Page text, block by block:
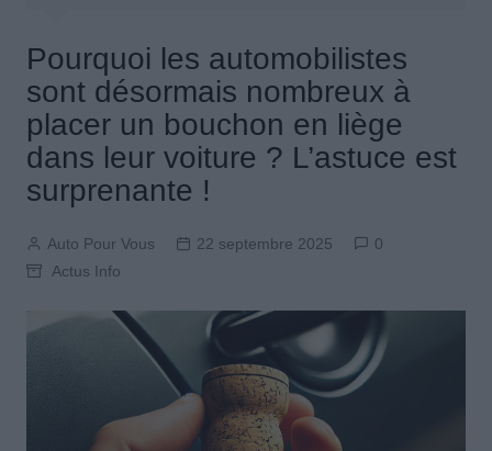
Pourquoi les automobilistes
sont désormais nombreux à
placer un bouchon en liège
dans leur voiture ? L’astuce est
surprenante !
Auto Pour Vous 22 septembre 2025
0
Actus Info